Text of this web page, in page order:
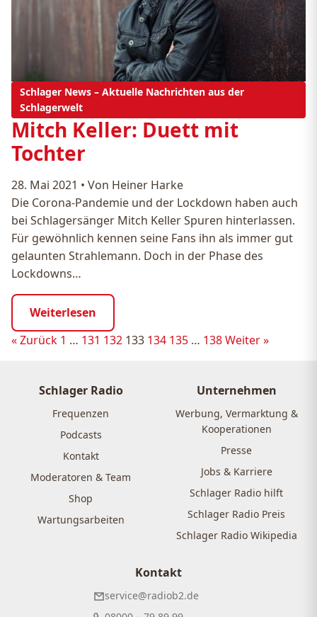
Schlager News – Aktuelle Nachrichten aus der
Schlagerwelt
Mitch Keller: Duett mit
Tochter
28. Mai 2021 • Von Heiner Harke
Die Corona-Pandemie und der Lockdown haben auch
bei Schlagersänger Mitch Keller Spuren hinterlassen.
Für gewöhnlich kennen seine Fans ihn als immer gut
gelaunten Strahlemann. Doch in der Phase des
Lockdowns…
Weiterlesen
Seitennummerierung
Beiträge
« Zurück 1 … 131 132 133 134 135 … 138Weiter »
Schlager Radio
Frequenzen
Podcasts
Kontakt
Moderatoren & Team
Shop
Wartungsarbeiten
Unternehmen
Werbung, Vermarktung &
Kooperationen
Presse
Jobs & Karriere
Schlager Radio hilft
Schlager Radio Preis
Schlager Radio Wikipedia
Kontakt
service@radiob2.de